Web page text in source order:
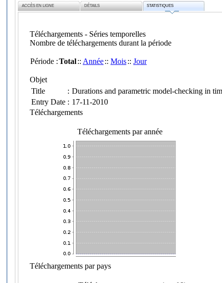
ACCÈS EN LIGNE DÉTAILS STATISTIQUES